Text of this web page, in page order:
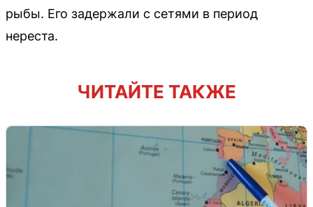
рыбы. Его задержали с сетями в период
нереста.
ЧИТАЙТЕ ТАКЖЕ